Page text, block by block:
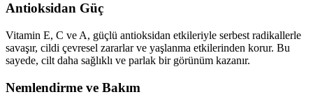
Antioksidan Güç
Vitamin E, C ve A, güçlü antioksidan etkileriyle serbest radikallerle
savaşır, cildi çevresel zararlar ve yaşlanma etkilerinden korur. Bu
sayede, cilt daha sağlıklı ve parlak bir görünüm kazanır.
Nemlendirme ve Bakım